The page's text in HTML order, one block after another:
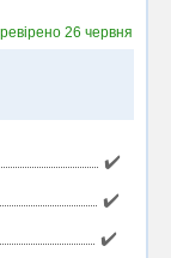
26 червня
✔️
✔️
✔️